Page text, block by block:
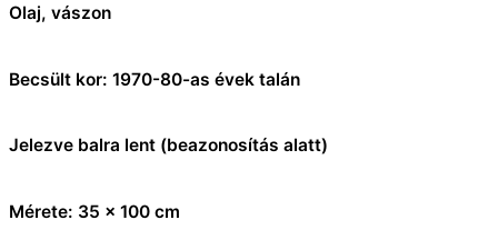
Olaj, vászon
Becsült kor: 1970-80-as évek talán
Jelezve balra lent (beazonosítás alatt)
Mérete: 35 x 100 cm